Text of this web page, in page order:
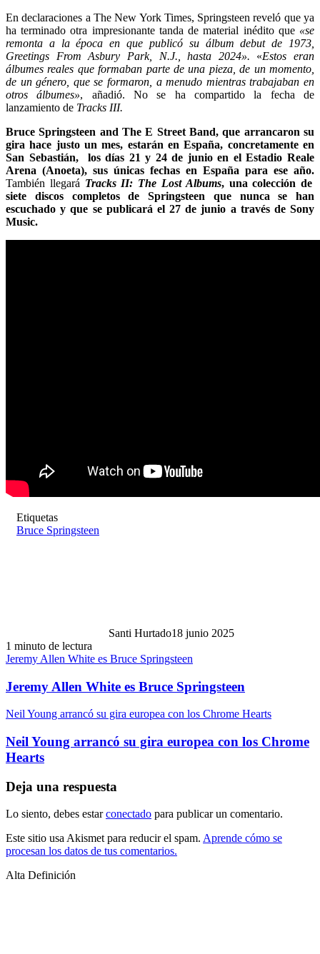
En declaraciones a The New York Times, Springsteen reveló que ya
ha terminado otra impresionante tanda de material inédito que «se
remonta a la época en que publicó su álbum debut de 1973,
Greetings From Asbury Park, N.J., hasta 2024». «Estos eran
álbumes reales que formaban parte de una pieza, de un momento,
de un género, que se formaron, a menudo mientras trabajaban en
otros álbumes», añadió. No se ha compartido la fecha de
lanzamiento de Tracks III.
Bruce Springsteen and The E Street Band, que arrancaron su
gira hace justo un mes, estarán en España, concretamente en
San Sebastián, los días 21 y 24 de junio en el Estadio Reale
Arena (Anoeta), sus únicas fechas en España para ese año.
También llegará Tracks II: The Lost Albums, una colección de
siete discos completos de Springsteen que nunca se han
escuchado y que se publicará el 27 de junio a través de Sony
Music.
Etiquetas
Bruce Springsteen
Santi Hurtado18 junio 2025
1 minuto de lectura
Jeremy Allen White es Bruce Springsteen
Jeremy Allen White es Bruce Springsteen
Neil Young arrancó su gira europea con los Chrome Hearts
Neil Young arrancó su gira europea con los Chrome
Hearts
Deja una respuesta
Lo siento, debes estarconectado para publicar un comentario.
Este sitio usa Akismet para reducir el spam. Aprende cómo se
procesan los datos de tus comentarios.
Alta Definición